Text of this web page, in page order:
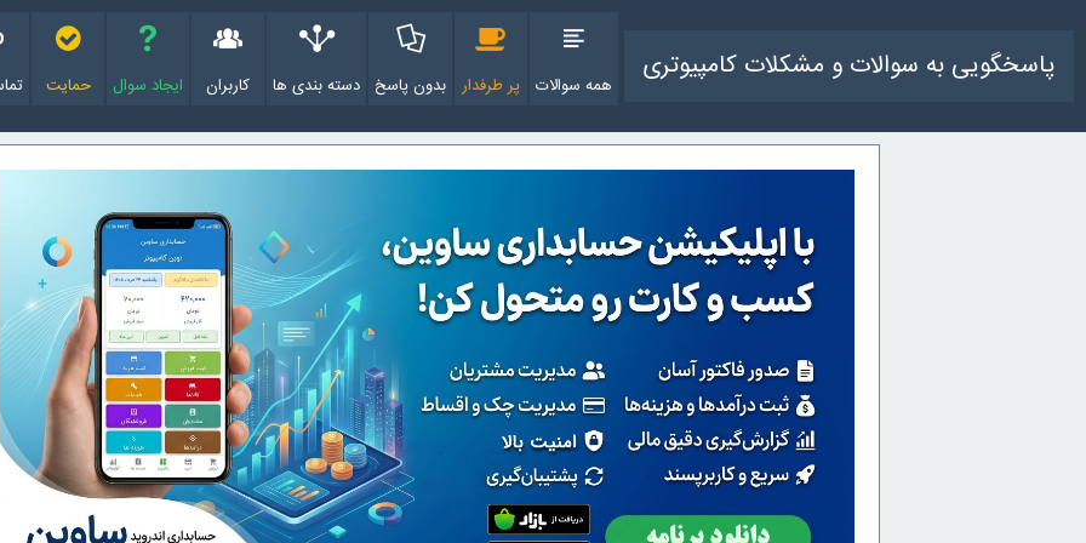
پاسخگویی به سوالات و مشکلات کامپیوتری همه سوالات پر طرفدار بدون پاسخ دسته بندی ها کاربران ایجاد سوال حمایت